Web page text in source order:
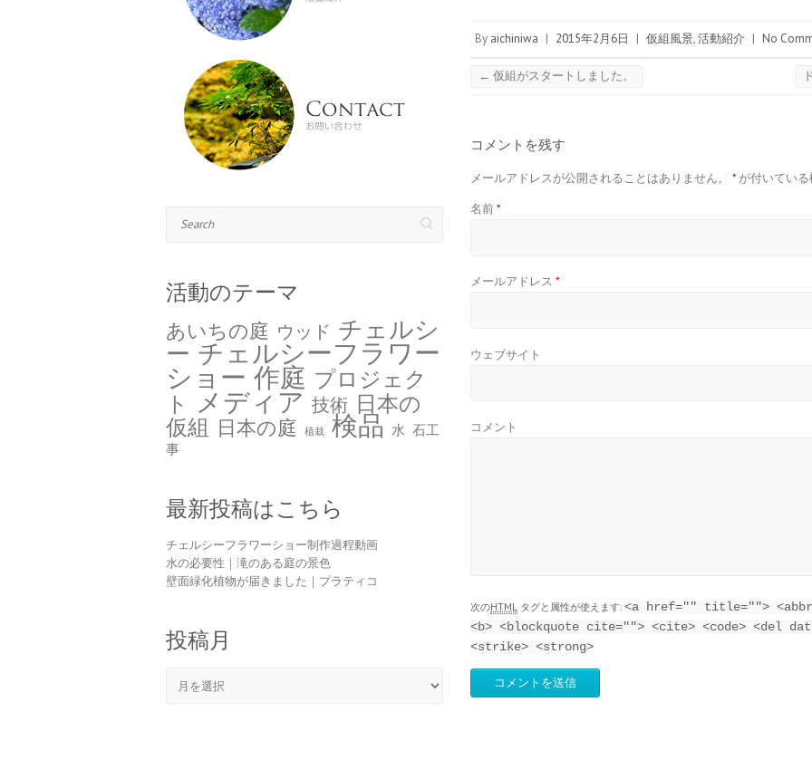
By aichiniwa | 2015年2月6日 | 仮組風景,活動紹介 | No
← 仮組がスタートしました。
コメントを残す
メールアドレスが公開されることはありません。* が付いてい
名前*
メールアドレス*
ウェブサイト
コメント
次のHTML タグと属性が使えます:<a href="" title="">
<b> <blockquote cite=""> <cite> <code> <del
<strike> <strong>
活動のテーマ
あいちの庭 ウッド チェルシ
ー チェルシーフラワー
ショー 作庭 プロジェク
ト メディア 技術 日本の
仮組 日本の庭 植栽 検品 水 石工
事
最新投稿はこちら
チェルシーフラワーショー制作過程動画
水の必要性｜滝のある庭の景色
壁面緑化植物が届きました｜プラティコ
投稿月